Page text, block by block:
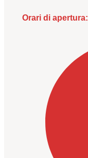
Orari di apertura: